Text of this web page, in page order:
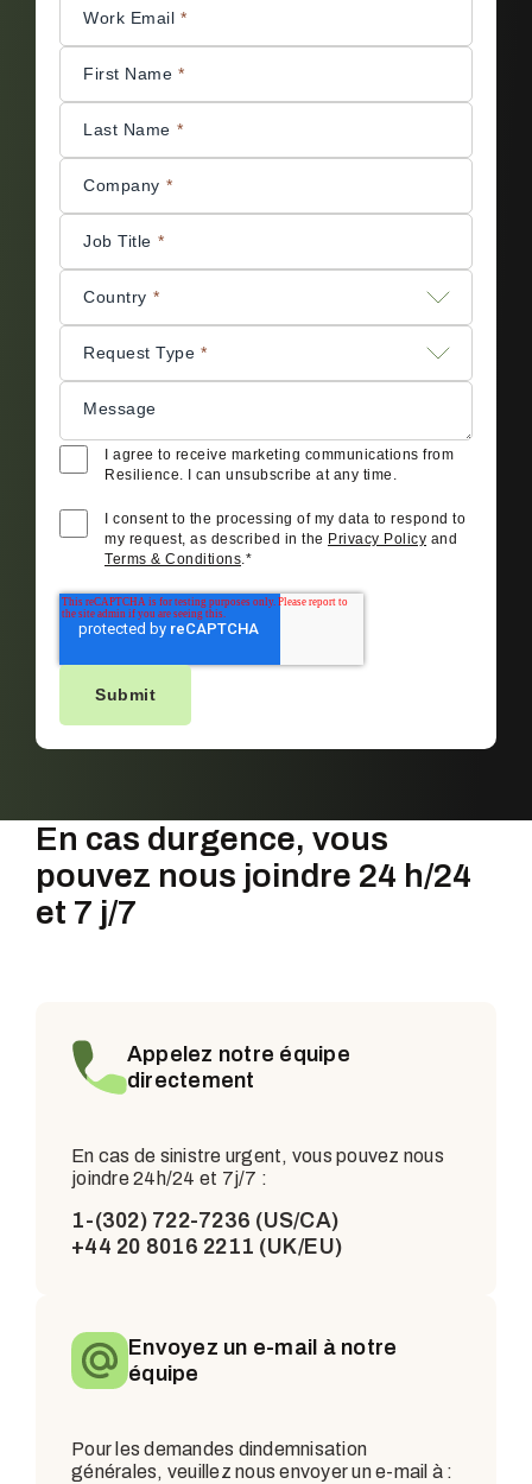
Work Email *
First Name *
Last Name *
Company *
Job Title *
Country *
Request Type *
Message
I agree to receive marketing communications from
Resilience. I can unsubscribe at any time.
I consent to the processing of my data to respond to
my request, as described in the Privacy Policy and
Terms & Conditions.*
En cas durgence, vous
pouvez nous joindre 24 h/24
et 7 j/7
Appelez notre équipe
directement
En cas de sinistre urgent, vous pouvez nous
joindre 24h/24 et 7j/7 :
1-(302) 722-7236 (US/CA)
+44 20 8016 2211 (UK/EU)
Envoyez un e-mail à notre
équipe
Pour les demandes dindemnisation
générales, veuillez nous envoyer un e-mail à :